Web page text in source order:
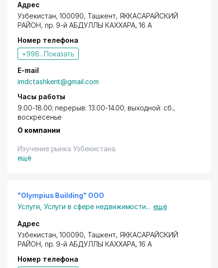
Адрес
Узбекистан, 100090, Ташкент, ЯККАСАРАЙСКИЙ
РАЙОН, пр. 9-й АБДУЛЛЫ КАХХАРА, 16 А
Номер телефона
+998...Показать
E-mail
imdctashkent@gmail.com
Часы работы
9.00-18.00; перерыв: 13.00-14.00; выходной: сб.,
воскресенье
О компании
Изучение рынка Узбекистана.
ещё
"Olympius Building" OOO
Услуги Услуги в сфере недвижимости... ещё
Адрес
Узбекистан, 100090, Ташкент, ЯККАСАРАЙСКИЙ
РАЙОН, пр. 9-й АБДУЛЛЫ КАХХАРА, 16 А
Номер телефона